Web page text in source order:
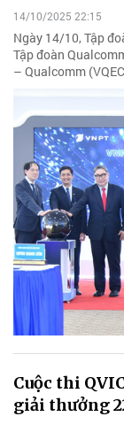
14/10/2025 22:15
Ngày 14/10, Tập
Tập đoàn
– Qualcomm
Cuộc thi
giải thưởng